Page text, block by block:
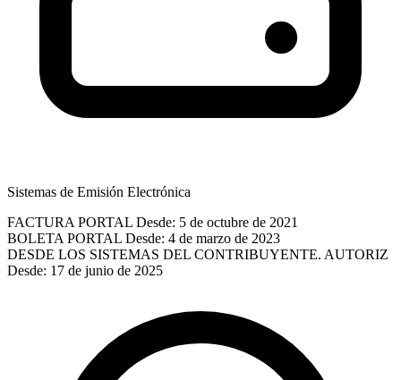
Sistemas de Emisión Electrónica
FACTURA PORTAL Desde: 5 de octubre de 2021
BOLETA PORTAL Desde: 4 de marzo de 2023
DESDE LOS SISTEMAS DEL CONTRIBUYENTE. AUTORIZ
Desde: 17 de junio de 2025